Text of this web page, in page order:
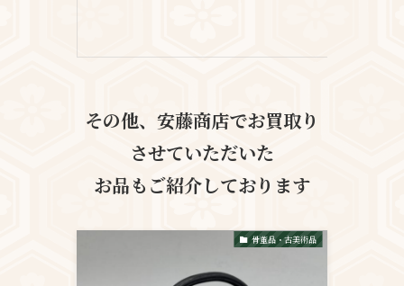
その他、安藤商店でお買取り
させていただいた
お品も ご紹介しております
骨董品・古美術品